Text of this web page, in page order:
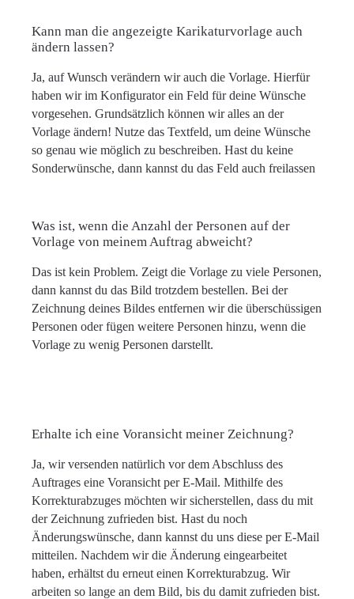
Kann man die angezeigte Karikaturvorlage auch
ändern lassen?
Ja, auf Wunsch verändern wir auch die Vorlage. Hierfür
haben wir im Konfigurator ein Feld für deine Wünsche
vorgesehen. Grundsätzlich können wir alles an der
Vorlage ändern! Nutze das Textfeld, um deine Wünsche
so genau wie möglich zu beschreiben. Hast du keine
Sonderwünsche, dann kannst du das Feld auch freilassen
Was ist, wenn die Anzahl der Personen auf der
Vorlage von meinem Auftrag abweicht?
Das ist kein Problem. Zeigt die Vorlage zu viele Personen,
dann kannst du das Bild trotzdem bestellen. Bei der
Zeichnung deines Bildes entfernen wir die überschüssigen
Personen oder fügen weitere Personen hinzu, wenn die
Vorlage zu wenig Personen darstellt.
Erhalte ich eine Voransicht meiner Zeichnung?
Ja, wir versenden natürlich vor dem Abschluss des
Auftrages eine Voransicht per E-Mail. Mithilfe des
Korrekturabzuges möchten wir sicherstellen, dass du mit
der Zeichnung zufrieden bist. Hast du noch
Änderungswünsche, dann kannst du uns diese per E-Mail
mitteilen. Nachdem wir die Änderung eingearbeitet
haben, erhältst du erneut einen Korrekturabzug. Wir
arbeiten so lange an dem Bild, bis du damit zufrieden bist.